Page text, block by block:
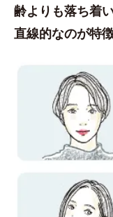
齢よりも落ち着
直線的なのが特